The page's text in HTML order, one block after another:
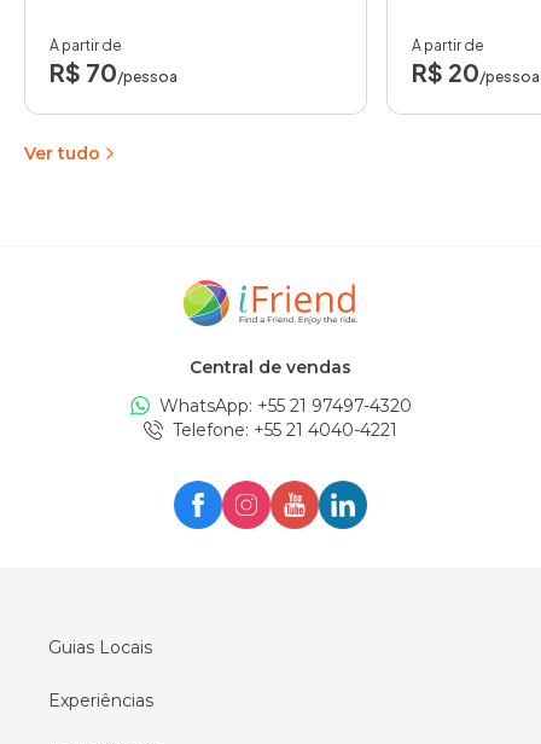
A partir de
R$ 70/pessoa
A partir de
R$ 20/pessoa
Ver tudo
Central de vendas
WhatsApp: +55 21 97497-4320
Telefone: +55 21 4040-4221
Guias Locais
Experiências